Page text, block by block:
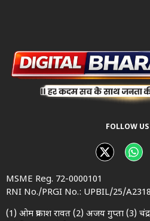
FOLLOW
MSME Reg. 72-0000101
RNI No./PRGI No.: UPBIL/25/A2318
(1) ओम प्रकाश रावत (2) अजय गुप्ता (3)